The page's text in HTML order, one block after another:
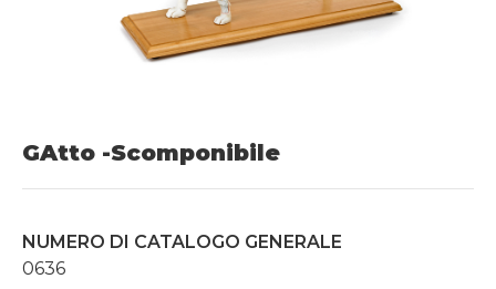
GAtto -Scomponibile
NUMERO DI CATALOGO GENERALE
0636